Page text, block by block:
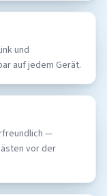
und
auf jedem Gerät.
—
vor der